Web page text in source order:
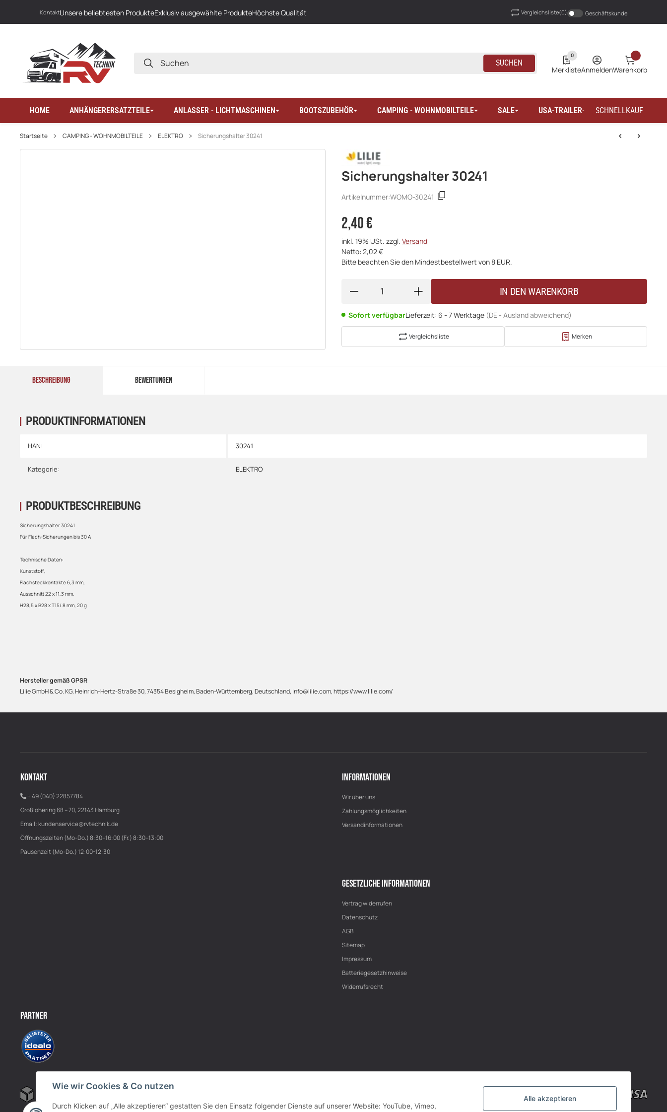
KontaktUnsere beliebtesten ProdukteExklusiv ausgewählte ProdukteHöchste Qualität Vergleichsliste(0) Geschäftskunde
0
MerklisteAnmeldenWarenkorb
SUCHEN SUCHEN
HOME ANHÄNGERERSATZTEILE ANLASSER - LICHTMASCHINEN BOOTSZUBEHÖR CAMPING - WOHNMOBILTEILE SALE USA-TRAILER-WOHNMOBILTEILE
SCHNELLKAUF
Startseite CAMPING - WOHNMOBILTEILE ELEKTRO Sicherungshalter 30241
Sicherungshalter 30241
Artikelnummer:WOMO-30241
2,40 €
inkl. 19% USt. zzgl. Versand
Netto: 2,02 €
Bitte beachten Sie den Mindestbestellwert von 8 EUR.
IN DEN WARENKORB
Sofort verfügbarLieferzeit: 6 - 7 Werktage (DE - Ausland abweichend)
Vergleichsliste Merken
BESCHREIBUNG BEWERTUNGEN
PRODUKTINFORMATIONEN
HAN: 30241
Kategorie: ELEKTRO
PRODUKTBESCHREIBUNG
Sicherungshalter 30241
Für Flach-Sicherungen bis 30 A
Technische Daten:
Kunststoff,
Flachsteckkontakte 6,3 mm,
Ausschnitt 22 x 11,3 mm,
H28,5 x B28 x T15/ 8 mm, 20 g
Hersteller gemäß GPSR
Lilie GmbH & Co. KG, Heinrich-Hertz-Straße 30, 74354 Besigheim, Baden-Württemberg, Deutschland, info@lilie.com, https://www.lilie.com/
KONTAKT
+ 49 (040) 22857784
Großlohering 68 – 70, 22143 Hamburg
Email: kundenservice@rvtechnik.de
Öffnungszeiten (Mo-Do.) 8:30–16:00 (Fr.) 8:30–13:00
Pausenzeit (Mo-Do.) 12:00-12:30
INFORMATIONEN
Wir über uns
Zahlungsmöglichkeiten
Versandinformationen
GESETZLICHE INFORMATIONEN
Vertrag widerrufen
Datenschutz
AGB
Sitemap
Impressum
Batteriegesetzhinweise
Widerrufsrecht
PARTNER
Wie wir Cookies & Co nutzen
Durch Klicken auf „Alle akzeptieren“ gestatten Sie den Einsatz folgender Dienste auf unserer Website: YouTube, Vimeo,
Alle akzeptieren